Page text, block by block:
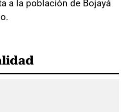
a la población de Bojayá